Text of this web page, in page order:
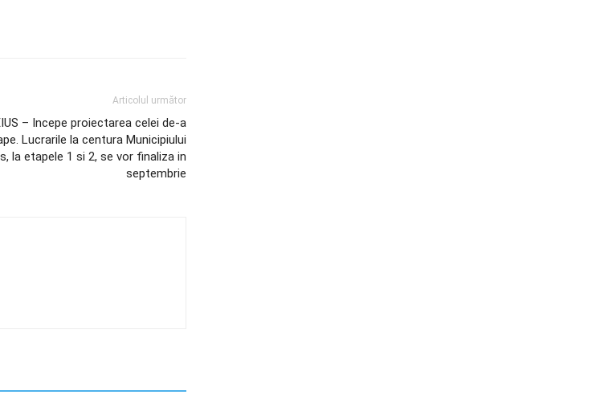
Articolul următor
– Incepe proiectarea celei de-a
Lucrarile la centura Municipiului
la etapele 1 si 2, se vor finaliza in
septembrie